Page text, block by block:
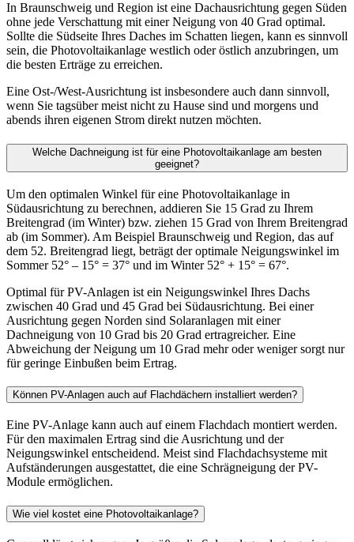
In Braunschweig und Region ist eine Dachausrichtung gegen Süden
ohne jede Verschattung mit einer Neigung von 40 Grad optimal.
Sollte die Südseite Ihres Daches im Schatten liegen, kann es sinnvoll
sein, die Photovoltaikanlage westlich oder östlich anzubringen, um
die besten Erträge zu erreichen.
Eine Ost-/West-Ausrichtung ist insbesondere auch dann sinnvoll,
wenn Sie tagsüber meist nicht zu Hause sind und morgens und
abends ihren eigenen Strom direkt nutzen möchten.
Welche Dachneigung ist für eine Photovoltaikanlage am besten
geeignet?
Um den optimalen Winkel für eine Photovoltaikanlage in
Südausrichtung zu berechnen, addieren Sie 15 Grad zu Ihrem
Breitengrad (im Winter) bzw. ziehen 15 Grad von Ihrem Breitengrad
ab (im Sommer). Am Beispiel Braunschweig und Region, das auf
dem 52. Breitengrad liegt, beträgt der optimale Neigungswinkel im
Sommer 52° – 15° = 37° und im Winter 52° + 15° = 67°.
Optimal für PV-Anlagen ist ein Neigungswinkel Ihres Dachs
zwischen 40 Grad und 45 Grad bei Südausrichtung. Bei einer
Ausrichtung gegen Norden sind Solaranlagen mit einer
Dachneigung von 10 Grad bis 20 Grad ertragreicher. Eine
Abweichung der Neigung um 10 Grad mehr oder weniger sorgt nur
für geringe Einbußen beim Ertrag.
Können PV-Anlagen auch auf Flachdächern installiert werden?
Eine PV-Anlage kann auch auf einem Flachdach montiert werden.
Für den maximalen Ertrag sind die Ausrichtung und der
Neigungswinkel entscheidend. Meist sind Flachdachsysteme mit
Aufständerungen ausgestattet, die eine Schrägneigung der PV-
Module ermöglichen.
Wie viel kostet eine Photovoltaikanlage?